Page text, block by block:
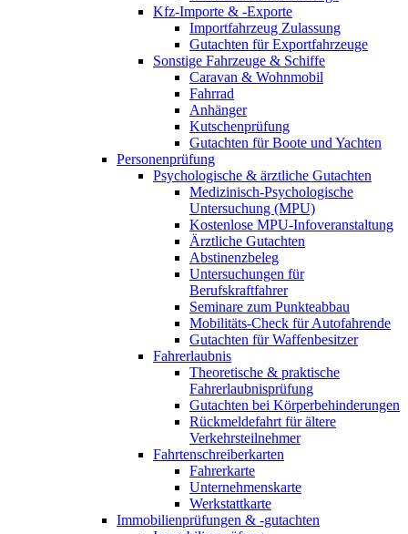
Kfz-Importe & -Exporte
Importfahrzeug Zulassung
Gutachten für Exportfahrzeuge
Sonstige Fahrzeuge & Schiffe
Caravan & Wohnmobil
Fahrrad
Anhänger
Kutschenprüfung
Gutachten für Boote und Yachten
Personenprüfung
Psychologische & ärztliche Gutachten
Medizinisch-Psychologische
Untersuchung (MPU)
Kostenlose MPU-Infoveranstaltung
Ärztliche Gutachten
Abstinenzbeleg
Untersuchungen für
Berufskraftfahrer
Seminare zum Punkteabbau
Mobilitäts-Check für Autofahrende
Gutachten für Waffenbesitzer
Fahrerlaubnis
Theoretische & praktische
Fahrerlaubnisprüfung
Gutachten bei Körperbehinderungen
Rückmeldefahrt für ältere
Verkehrsteilnehmer
Fahrtenschreiberkarten
Fahrerkarte
Unternehmenskarte
Werkstattkarte
Immobilienprüfungen & -gutachten